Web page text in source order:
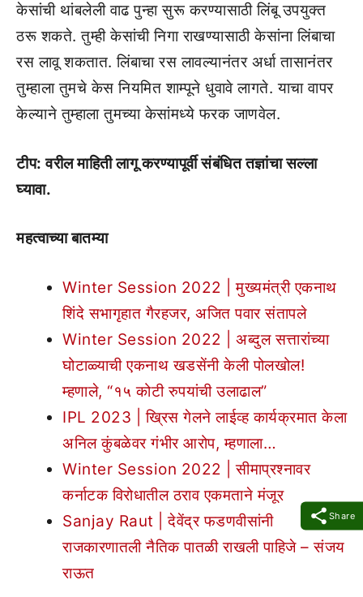
Share
केसांची थांबलेली वाढ पुन्हा सुरू करण्यासाठी लिंबू उपयुक्त
ठरू शकते. तुम्ही केसांची निगा राखण्यासाठी केसांना लिंबाचा
रस लावू शकतात. लिंबाचा रस लावल्यानंतर अर्धा तासानंतर
तुम्हाला तुमचे केस नियमित शाम्पूने धुवावे लागते. याचा वापर
केल्याने तुम्हाला तुमच्या केसांमध्ये फरक जाणवेल.
टीप: वरील माहिती लागू करण्यापूर्वी संबंधित तज्ञांचा सल्ला
घ्यावा.
महत्वाच्या बातम्या
Winter Session 2022 | मुख्यमंत्री एकनाथ
शिंदे सभागृहात गैरहजर, अजित पवार संतापले
Winter Session 2022 | अब्दुल सत्तारांच्या
घोटाळ्याची एकनाथ खडसेंनी केली पोलखोल!
म्हणाले, “१५ कोटी रुपयांची उलाढाल”
IPL 2023 | ख्रिस गेलने लाईव्ह कार्यक्रमात केला
अनिल कुंबळेवर गंभीर आरोप, म्हणाला…
Winter Session 2022 | सीमाप्रश्नावर
कर्नाटक विरोधातील ठराव एकमताने मंजूर
Sanjay Raut | देवेंद्र फडणवीसांनी
राजकारणातली नैतिक पातळी राखली पाहिजे – संजय
राऊत